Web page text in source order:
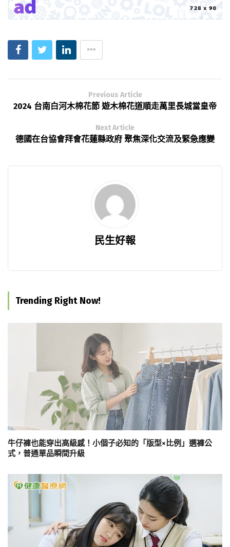
Previous Article
2024 台南白河木棉花節 遊木棉花道順走萬里長城當皇帝
Next Article
德國在台協會拜會花蓮縣政府 聚焦深化交流及緊急應變
民生好報
Trending Right Now!
牛仔褲也能穿出高級感！小個子必知的「版型×比例」選褲公
式，普通單品瞬間升級